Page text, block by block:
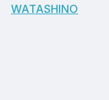
WATASHINO